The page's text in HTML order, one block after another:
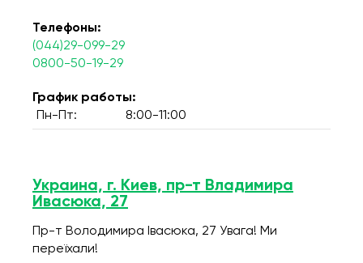
Телефоны:
(044)29-099-29
0800-50-19-29
График работы:
Пн-Пт:
8:00-11:00
Украина, г. Киев, пр-т Владимира
Ивасюка, 27
Пр-т Володимира Івасюка, 27 Увага! Ми
переїхали!